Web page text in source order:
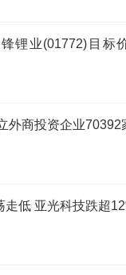
锂业(01772)目标
外商投资企业70392
走低 亚光科技跌超